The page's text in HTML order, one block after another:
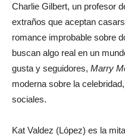
Charlie Gilbert, un profesor
extraños que aceptan
romance improbable sobre
buscan algo real en un
gusta y seguidores, Marry
moderna sobre la
sociales.
Kat Valdez (López) es la